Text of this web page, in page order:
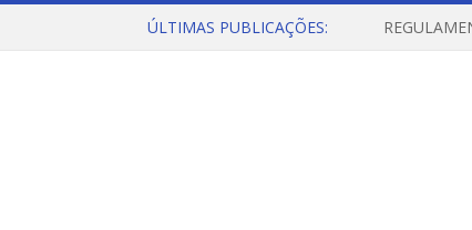
ÚLTIMAS PUBLICAÇÕES: